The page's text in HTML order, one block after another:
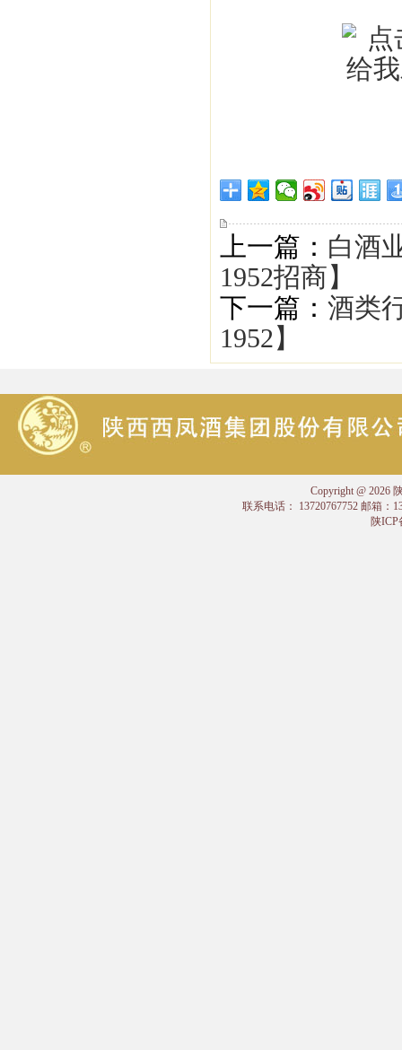
上一篇： 白酒
1952招商】
下一篇： 酒类
1952】
Copyright @ 2026
联系电话： 13720767752 邮箱：
陕ICP